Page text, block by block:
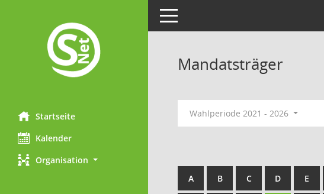
Startseite
Kalender
Organisation
Toggle navigation
Mandatsträger
Wahlperiode 2021 - 2026
A B C D E